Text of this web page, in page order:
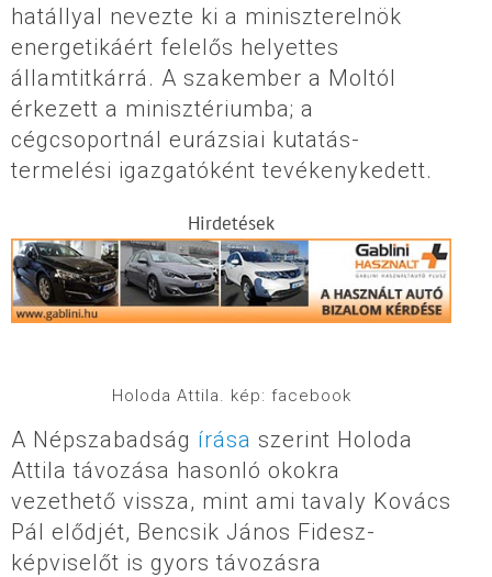
hatállyal nevezte ki a miniszterelnök
energetikáért felelős helyettes
államtitkárrá. A szakember a Moltól
érkezett a minisztériumba; a
cégcsoportnál eurázsiai kutatás-
termelési igazgatóként tevékenykedett.
Hirdetések
Holoda Attila. kép: facebook
A Népszabadság írása szerint Holoda
Attila távozása hasonló okokra
vezethető vissza, mint ami tavaly Kovács
Pál elődjét, Bencsik János Fidesz-
képviselőt is gyors távozásra